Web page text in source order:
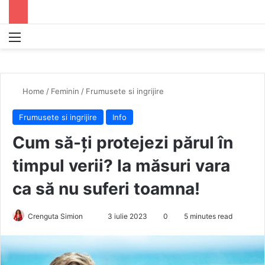
Home / Feminin / Frumusete si ingrijire
Frumusete si ingrijire Info
Cum să-ți protejezi părul în
timpul verii? Ia măsuri vara
ca să nu suferi toamna!
Crenguta Simion
n
d
3 iulie 2023 0 5 minutes read